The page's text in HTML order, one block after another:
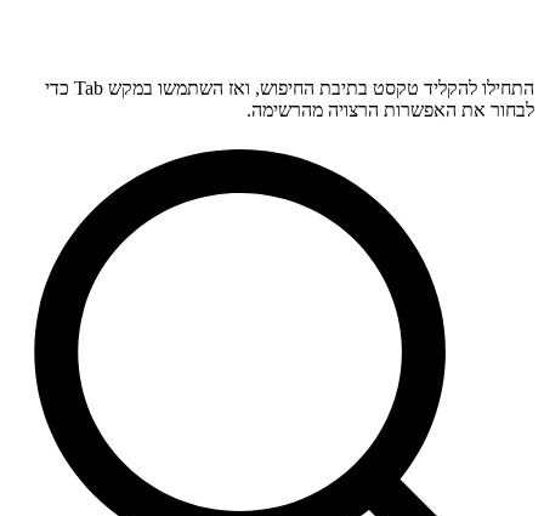
התחילו להקליד טקסט בתיבת החיפוש, ואז השתמשו במקש Tab כדי
לבחור את האפשרות הרצויה מהרשימה.